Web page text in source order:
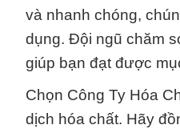
và nhanh chóng,
dụng. Đội ngũ chăm
giúp bạn đạt được
Chọn Công Ty Hóa
dịch hóa chất. Hãy